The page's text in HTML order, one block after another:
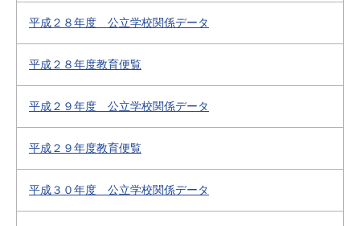
平成２８年度 公立学校関係データ
平成２８年度教育便覧
平成２９年度 公立学校関係データ
平成２９年度教育便覧
平成３０年度 公立学校関係データ